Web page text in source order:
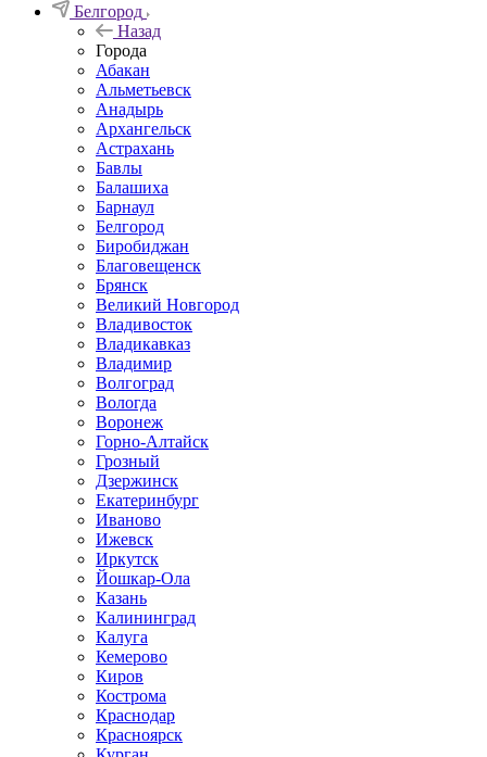
Белгород
Назад
Города
Абакан
Альметьевск
Анадырь
Архангельск
Астрахань
Бавлы
Балашиха
Барнаул
Белгород
Биробиджан
Благовещенск
Брянск
Великий Новгород
Владивосток
Владикавказ
Владимир
Волгоград
Вологда
Воронеж
Горно-Алтайск
Грозный
Дзержинск
Екатеринбург
Иваново
Ижевск
Иркутск
Йошкар-Ола
Казань
Калининград
Калуга
Кемерово
Киров
Кострома
Краснодар
Красноярск